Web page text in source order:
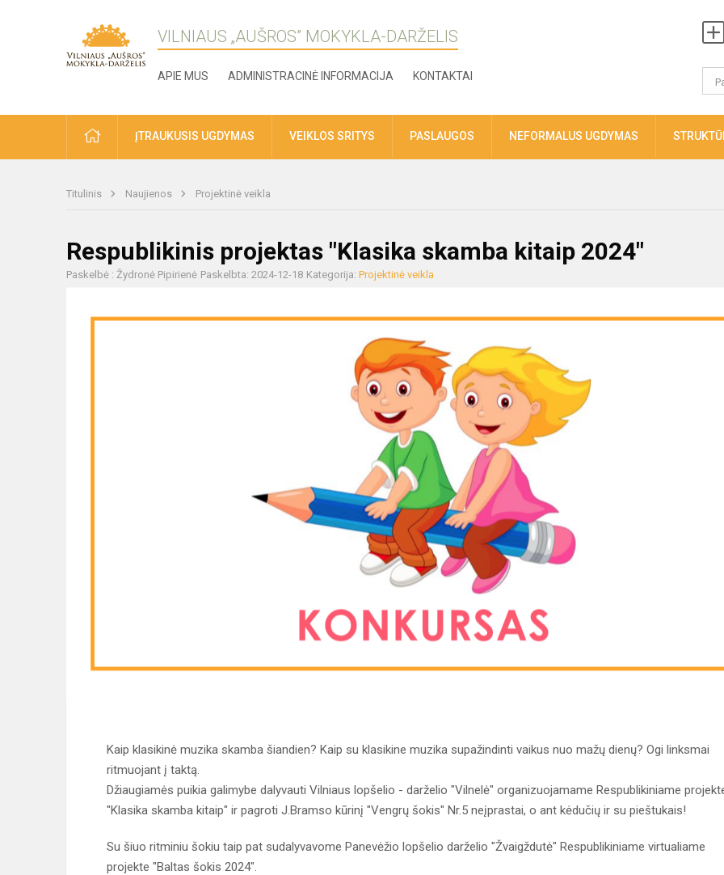
VILNIAUS „AUŠROS” MOKYKLA-DARŽELIS
APIE MUS ADMINISTRACINĖ INFORMACIJA KONTAKTAI
ĮTRAUKUSIS UGDYMAS VEIKLOS SRITYS PASLAUGOS NEFORMALUS UGDYMAS
Titulinis Naujienos Projektinė veikla
Respublikinis projektas "Klasika skamba kitaip 2024"
Paskelbė : Žydronė Pipirienė Paskelbta: 2024-12-18 Kategorija: Projektinė veikla
Kaip klasikinė muzika skamba šiandien? Kaip su klasikine muzika supažindinti vaikus nuo mažų dienų? Ogi linksmai
ritmuojant į taktą.
Džiaugiamės puikia galimybe dalyvauti Vilniaus lopšelio - darželio "Vilnelė" organizuojamame Respublikiniame
"Klasika skamba kitaip" ir pagroti J.Bramso kūrinį "Vengrų šokis" Nr.5 neįprastai, o ant kėdučių ir su pieštukais!
Su šiuo ritminiu šokiu taip pat sudalyvavome Panevėžio lopšelio darželio "Žvaigždutė" Respublikiniame virtualiame
projekte "Baltas šokis 2024".